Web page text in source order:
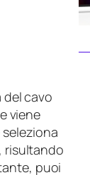
del cavo
viene
risultando
puoi